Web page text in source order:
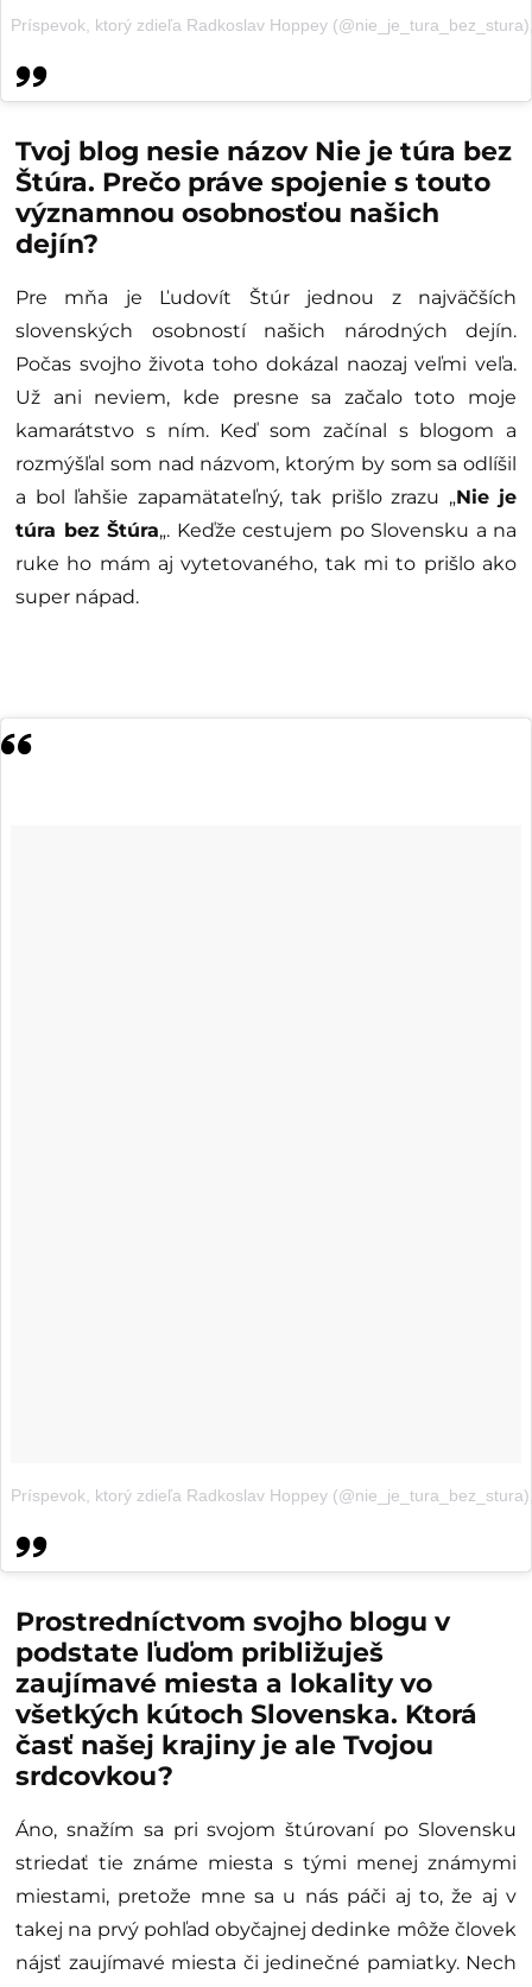
Príspevok, ktorý zdieľa Radkoslav Hoppey (@nie_je_tura_bez_stura)
Tvoj blog nesie názov Nie je túra bez
Štúra. Prečo práve spojenie s touto
významnou osobnosťou našich
dejín?
Pre mňa je Ľudovít Štúr jednou z najväčších
slovenských osobností našich národných dejín.
Počas svojho života toho dokázal naozaj veľmi veľa.
Už ani neviem, kde presne sa začalo toto moje
kamarátstvo s ním. Keď som začínal s blogom a
rozmýšľal som nad názvom, ktorým by som sa odlíšil
a bol ľahšie zapamätateľný, tak prišlo zrazu „Nie je
túra bez Štúra„. Keďže cestujem po Slovensku a na
ruke ho mám aj vytetovaného, tak mi to prišlo ako
super nápad.
Príspevok, ktorý zdieľa Radkoslav Hoppey (@nie_je_tura_bez_stura)
Prostredníctvom svojho blogu v
podstate ľuďom približuješ
zaujímavé miesta a lokality vo
všetkých kútoch Slovenska. Ktorá
časť našej krajiny je ale Tvojou
srdcovkou?
Áno, snažím sa pri svojom štúrovaní po Slovensku
striedať tie známe miesta s tými menej známymi
miestami, pretože mne sa u nás páči aj to, že aj v
takej na prvý pohľad obyčajnej dedinke môže človek
nájsť zaujímavé miesta či jedinečné pamiatky. Nech